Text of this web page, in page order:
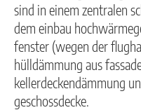
sind in einem zentralen
dem einbau
fenster (wegen der
hülldämmung aus
kellerdeckendämmung
geschossdecke.